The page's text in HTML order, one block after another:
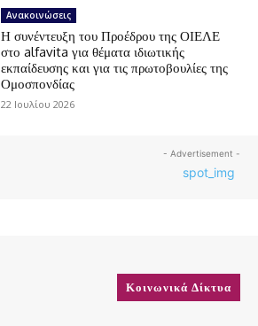
Ανακοινώσεις
Η συνέντευξη του Προέδρου της ΟΙΕΛΕ
στο alfavita για θέματα ιδιωτικής
εκπαίδευσης και για τις πρωτοβουλίες της
Ομοσπονδίας
22 Ιουλίου 2026
- Advertisement -
Κοινωνικά Δίκτυα